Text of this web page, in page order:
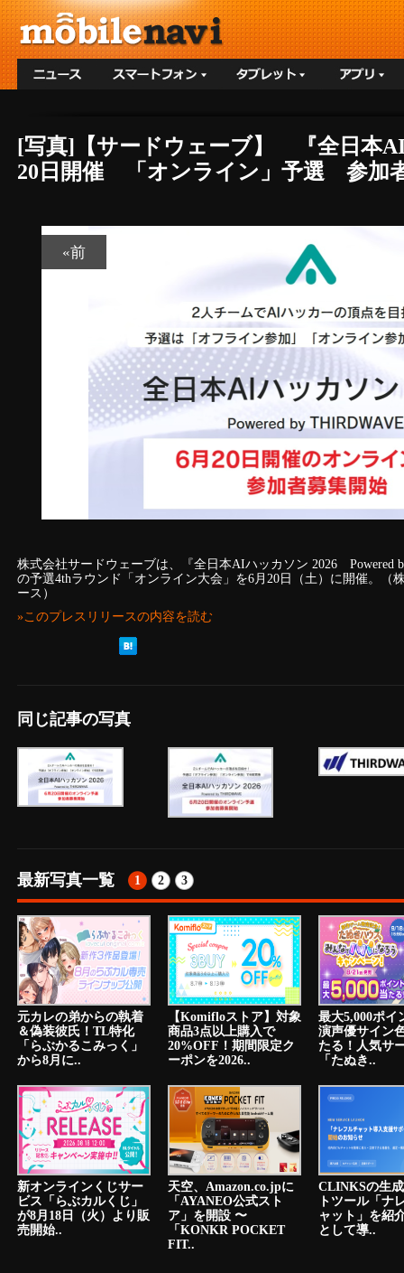
[写真]【サードウェーブ】 『全日本
20日開催 「オンライン」予選 参加
«前
株式会社サードウェーブは、『全日本AIハッカソン 2026
の予選4thラウンド「オンライン大会」を6月20日（土）に開催。（
ース）
»このプレスリリースの内容を読む
同じ記事の写真
最新写真一覧 1 2 3
元カレの弟からの執着
＆偽装彼氏！TL特化
「らぶかるこみっく」
から8月に..
【Komifloストア】対象
商品3点以上購入で
20%OFF！期間限定ク
ーポンを2026..
最大5,000ポイ
演声優サイン
たる！人気サ
「たぬき..
新オンラインくじサー
ビス「らぶカルくじ」
が8月18日（火）より販
売開始..
天空、Amazon.co.jpに
「AYANEO公式スト
ア」を開設 〜
「KONKR POCKET
FIT..
CLINKSの生
トツール「ナ
ャット」を紹
として導..